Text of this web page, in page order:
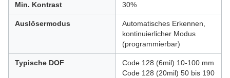
Min. Kontrast 30%
Auslösermodus
Automatisches Erkennen,
kontinuierlicher Modus
(programmierbar)
Typische DOF
Code 128 (6mil) 10-100 mm
Code 128 (20mil) 50 bis 190